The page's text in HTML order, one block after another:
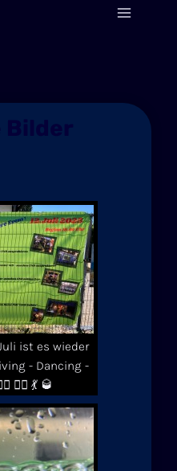
ist es wieder
- Dancing -
🏊‍♀️ 💃 🥃